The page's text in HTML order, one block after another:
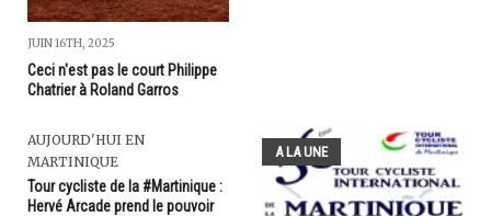
JUIN 16TH, 2025
Ceci n'est pas le court Philippe
Chatrier à Roland Garros
AUJOURD'HUI EN
MARTINIQUE
Tour cycliste de la #Martinique :
Hervé Arcade prend le pouvoir
A LA UNE